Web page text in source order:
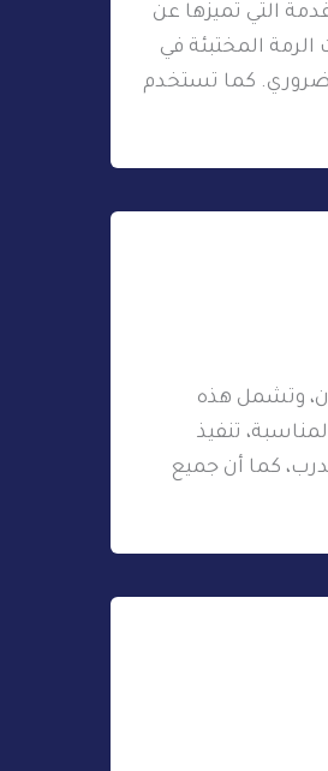
التي تميزها عن
المختبئة في
ضروري. كما تستخدم
وتشمل هذه
تنفيذ
كما أن جميع